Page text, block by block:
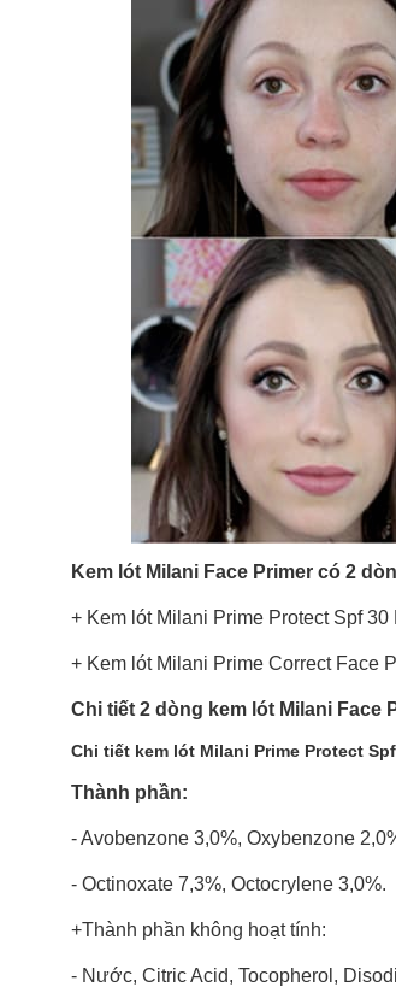
Kem lót Milani Face Primer có 2
+ Kem lót Milani Prime Protect Spf 30
+ Kem lót Milani Prime Correct Face
Chi tiết 2 dòng kem lót Milani Face
Chi tiết kem lót Milani Prime Protect
Thành phần:
- Avobenzone 3,0%, Oxybenzone
- Octinoxate 7,3%, Octocrylene 3,0%.
+Thành phần không hoạt tính:
- Nước, Citric Acid, Tocopherol,